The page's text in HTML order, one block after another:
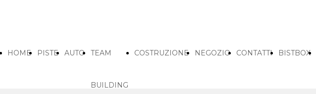
HOME PISTE AUTO TEAM
BUILDING
COSTRUZIONE NEGOZIO CONTATTI BISTBOX